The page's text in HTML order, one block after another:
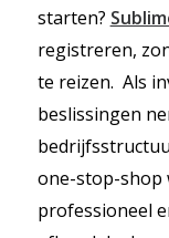
starten?
registreren,
te reizen. Als
beslissingen
one-stop-shop
professioneel